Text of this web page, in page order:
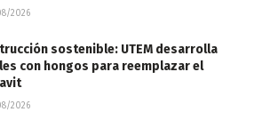
2026
sostenible: UTEM desarrolla
con hongos para reemplazar el
2026